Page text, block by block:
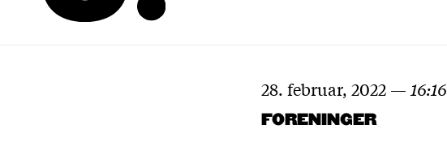
28. februar, 2022 — 16:16
FORENINGER